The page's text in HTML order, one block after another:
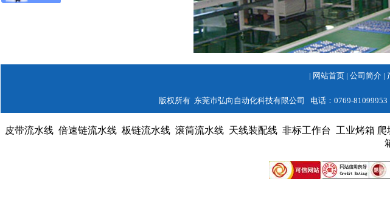
| 网站首页 | 公司简介 |
版权所有 东莞市弘向自动化科技有限公司 电话：0769-
皮带流水线 倍速链流水线 板链流水线 滚筒流水线 天线装配线 非标工作台 工业烤箱 爬